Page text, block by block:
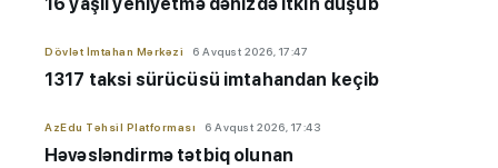
Dövlət İmtahan Mərkəzi 6 Avqust 2026, 17:47
1317 taksi sürücüsü imtahandan keçib
AzEdu Təhsil Platforması 6 Avqust 2026, 17:43
Həvəsləndirmə tətbiq olunan